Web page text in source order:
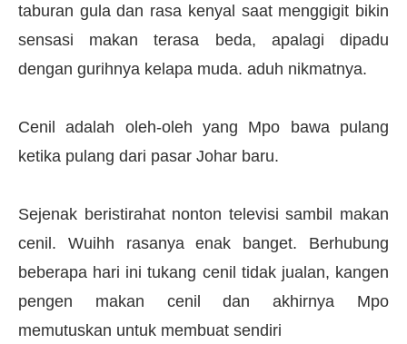
taburan gula dan rasa kenyal saat menggigit bikin
sensasi makan terasa beda, apalagi dipadu
dengan gurihnya kelapa muda. aduh nikmatnya.
Cenil adalah oleh-oleh yang Mpo bawa pulang
ketika pulang dari pasar Johar baru.
Sejenak beristirahat nonton televisi sambil makan
cenil. Wuihh rasanya enak banget. Berhubung
beberapa hari ini tukang cenil tidak jualan, kangen
pengen makan cenil dan akhirnya Mpo
memutuskan untuk membuat sendiri